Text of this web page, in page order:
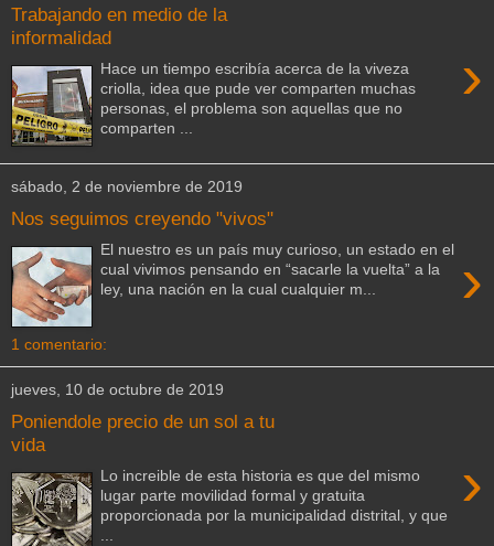
Trabajando en medio de la
informalidad
›
Hace un tiempo escribía acerca de la viveza
criolla, idea que pude ver comparten muchas
personas, el problema son aquellas que no
comparten ...
sábado, 2 de noviembre de 2019
Nos seguimos creyendo "vivos"
›
El nuestro es un país muy curioso, un estado en el
cual vivimos pensando en “sacarle la vuelta” a la
ley, una nación en la cual cualquier m...
1 comentario:
jueves, 10 de octubre de 2019
Poniendole precio de un sol a tu
vida
›
Lo increible de esta historia es que del mismo
lugar parte movilidad formal y gratuita
proporcionada por la municipalidad distrital, y que
...